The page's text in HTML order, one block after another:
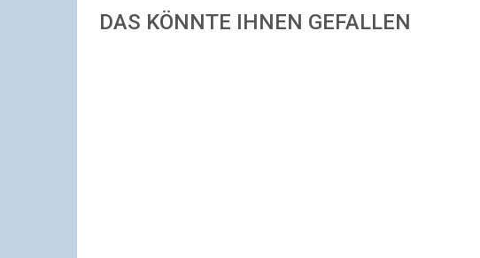
DAS KÖNNTE IHNEN GEFALLEN